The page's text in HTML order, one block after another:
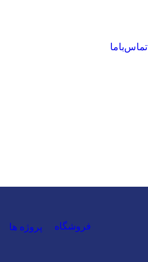
تماس‌باما
فروشگاه پروژه ها